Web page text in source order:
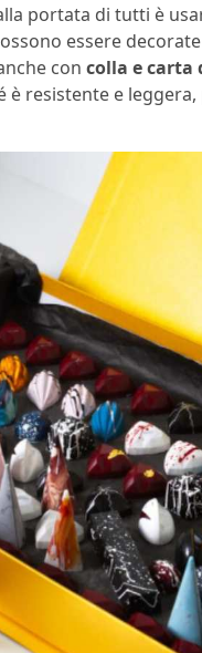
portata di tutti è
essere
con colla e carta
resistente e